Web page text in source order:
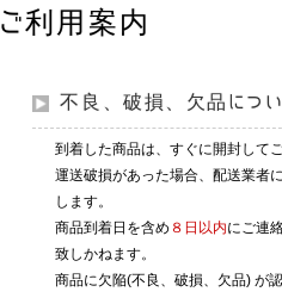
ご利用案内
不良、破損、欠品につい
到着した商品は、すぐに開封して
運送破損があった場合、配送業者
します。
商品到着日を含め ８日以内にご連
致しかねます。
商品に欠陥(不良、破損、欠品) が